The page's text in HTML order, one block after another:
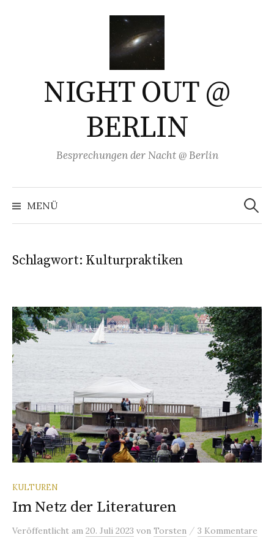
NIGHT OUT @
BERLIN
Besprechungen der Nacht @ Berlin
MENÜ
Suchen
nach:
Schlagwort: Kulturpraktiken
KULTUREN
Im Netz der Literaturen
Veröffentlicht am 20. Juli 2023 von Torsten / 3 Kommentare